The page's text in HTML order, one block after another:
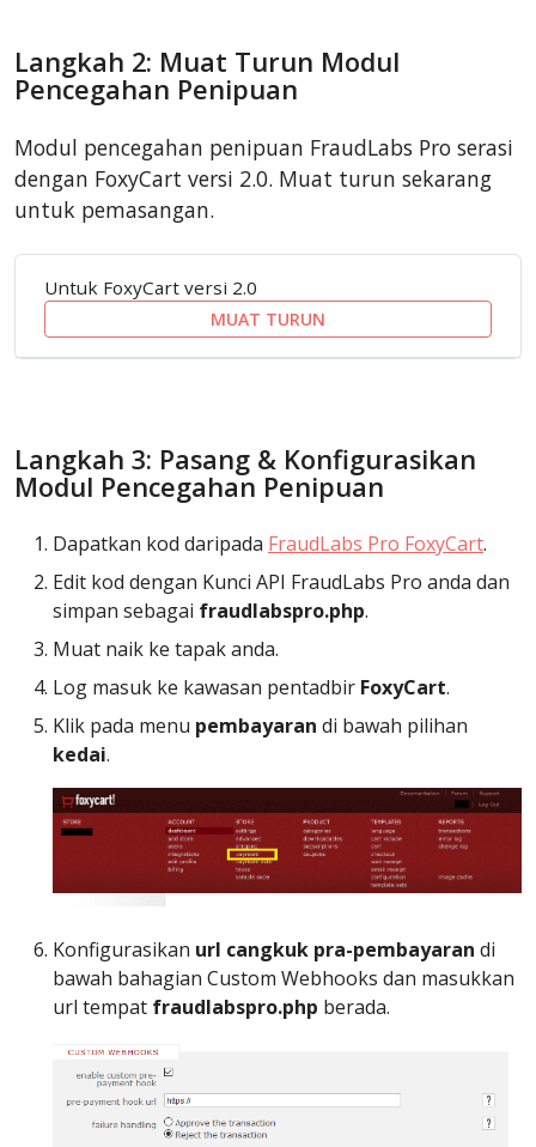
Langkah 2: Muat Turun Modul
Pencegahan Penipuan
Modul pencegahan penipuan FraudLabs Pro serasi
dengan FoxyCart versi 2.0. Muat turun sekarang
untuk pemasangan.
Untuk FoxyCart versi 2.0
MUAT TURUN
Langkah 3: Pasang & Konfigurasikan
Modul Pencegahan Penipuan
Dapatkan kod daripada FraudLabs Pro FoxyCart.
Edit kod dengan Kunci API FraudLabs Pro anda dan
simpan sebagai fraudlabspro.php.
Muat naik ke tapak anda.
Log masuk ke kawasan pentadbir FoxyCart.
Klik pada menu pembayaran di bawah pilihan
kedai.
Konfigurasikan url cangkuk pra-pembayaran di
bawah bahagian Custom Webhooks dan masukkan
url tempat fraudlabspro.php berada.